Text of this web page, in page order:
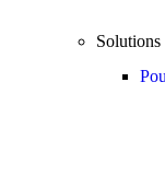
Solutions